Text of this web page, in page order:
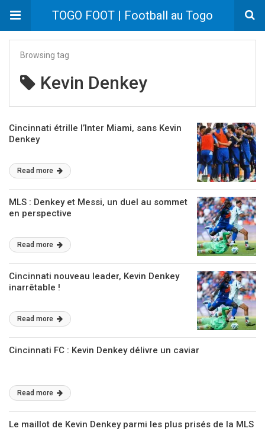
TOGO FOOT | Football au Togo
Browsing tag
Kevin Denkey
Cincinnati étrille l’Inter Miami, sans Kevin
Denkey
Read more
MLS : Denkey et Messi, un duel au sommet
en perspective
Read more
Cincinnati nouveau leader, Kevin Denkey
inarrêtable !
Read more
Cincinnati FC : Kevin Denkey délivre un caviar
Read more
Le maillot de Kevin Denkey parmi les plus prisés de la MLS